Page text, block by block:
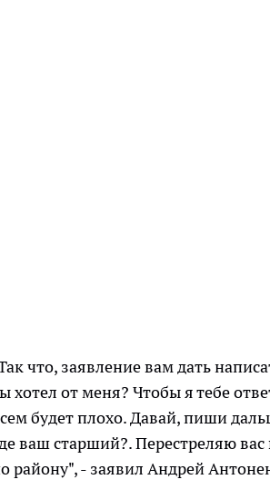
что, заявление вам дать
хотел от меня? Чтобы я тебе
будет плохо. Давай, пиши
ваш старший?. Перестреляю
району", - заявил Андрей